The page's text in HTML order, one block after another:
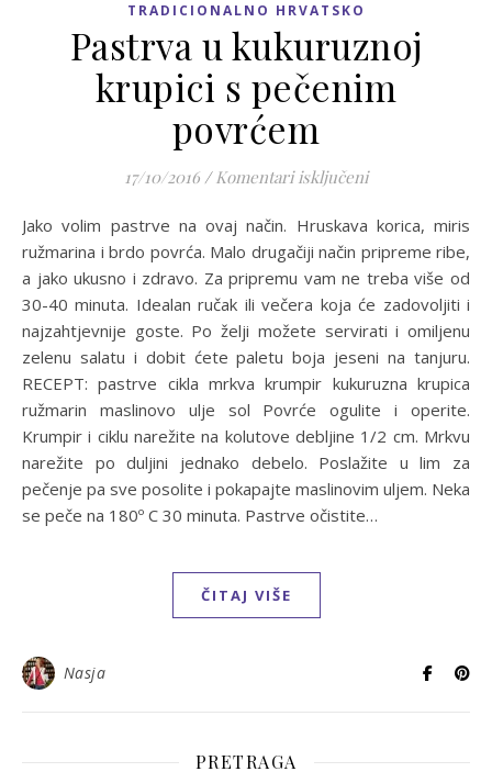
TRADICIONALNO HRVATSKO
Pastrva u kukuruznoj
krupici s pečenim
povrćem
17/10/2016 / Komentari isključeniza Pastrva u
Jako volim pastrve na ovaj način. Hruskava korica, miris
ružmarina i brdo povrća. Malo drugačiji način pripreme ribe,
a jako ukusno i zdravo. Za pripremu vam ne treba više od
30-40 minuta. Idealan ručak ili večera koja će zadovoljiti i
najzahtjevnije goste. Po želji možete servirati i omiljenu
zelenu salatu i dobit ćete paletu boja jeseni na tanjuru.
RECEPT: pastrve cikla mrkva krumpir kukuruzna krupica
ružmarin maslinovo ulje sol Povrće ogulite i operite.
Krumpir i ciklu narežite na kolutove debljine 1/2 cm. Mrkvu
narežite po duljini jednako debelo. Poslažite u lim za
pečenje pa sve posolite i pokapajte maslinovim uljem. Neka
se peče na 180º C 30 minuta. Pastrve očistite…
ČITAJ VIŠE
Nasja
PRETRAGA